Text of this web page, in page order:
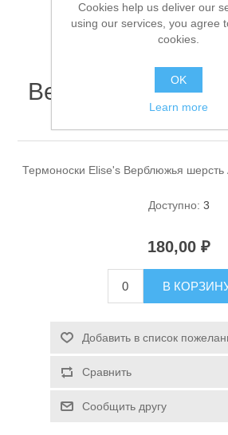
Аксессуары для
Термоноски
Верблюжья
Темно-
Термоноски Elise's Верблюжья
Доступно: 3
180,00 ₽
В
Добавить в список
Сравнить
Сообщить другу
Cookies help us deliver our
using our services, you agree
cookies.
OK
Learn more